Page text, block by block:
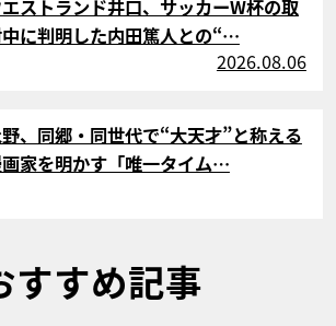
ストランド井口、サッカーW杯の取
に判明した内田篤人との“…
2026.08.06
イル
、同郷・同世代で“大天才”と称える
家を明かす「唯一タイム…
すすめ記事